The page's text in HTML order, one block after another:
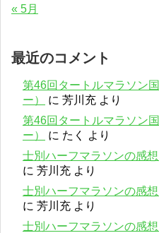
« 5月
最近のコメント
第46回タートルマラソン
ー）
に 芳川充 より
第46回タートルマラソン
ー）
に たく
より
士別ハーフマラソンの感
に 芳川充 より
士別ハーフマラソンの感
に 芳川充 より
士別ハーフマラソンの感